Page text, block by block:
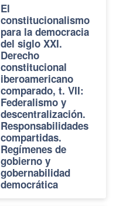
El
constitucionalismo
para la democracia
del siglo XXI.
Derecho
constitucional
iberoamericano
comparado, t. VII:
Federalismo y
descentralización.
Responsabilidades
compartidas.
Regímenes de
gobierno y
gobernabilidad
democrática